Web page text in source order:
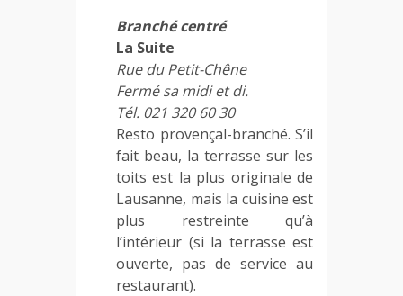
Branché centré
La Suite
Rue du Petit-Chêne
Fermé sa midi et di.
Tél. 021 320 60 30
Resto provençal-branché. S’il
fait beau, la terrasse sur les
toits est la plus originale de
Lausanne, mais la cuisine est
plus restreinte qu’à
l’intérieur (si la terrasse est
ouverte, pas de service au
restaurant).